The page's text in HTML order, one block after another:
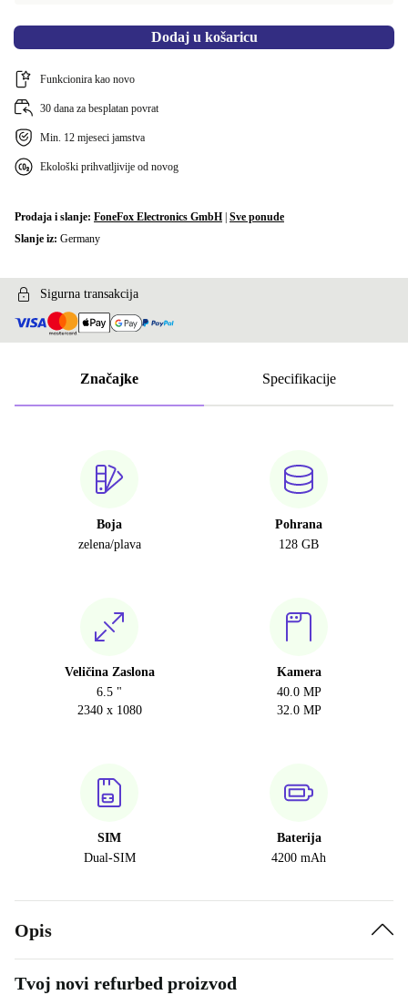
Dodaj u košaricu
Funkcionira kao novo
30 dana za besplatan povrat
Min. 12 mjeseci jamstva
Ekološki prihvatljivije od novog
Prodaja i slanje: FoneFox Electronics GmbH Sve ponude
Slanje iz: Germany
Sigurna transakcija
Značajke Specifikacije
Boja
zelena/plava
Pohrana
128 GB
Veličina Zaslona
6.5 "
2340 x 1080
Kamera
40.0 MP
32.0 MP
SIM
Dual-SIM
Baterija
4200 mAh
Opis
Tvoj novi refurbed proizvod